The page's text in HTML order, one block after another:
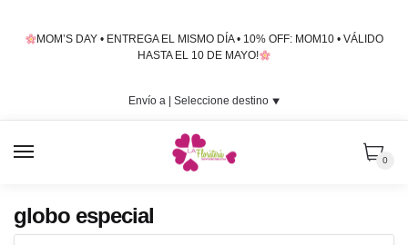
MOM’S DAY • ENTREGA EL MISMO DÍA • 10% OFF: MOM10 • VÁLIDO
HASTA EL 10 DE MAYO!
Envío a | Seleccione destino⯆
0
globo especial